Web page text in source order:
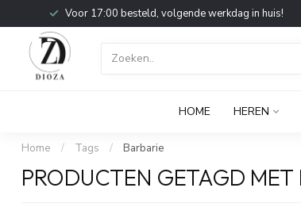
Voor 17:00 besteld, volgende werkdag in huis!
HOME HEREN
Home / Tags / Barbarie
PRODUCTEN GETAGD MET